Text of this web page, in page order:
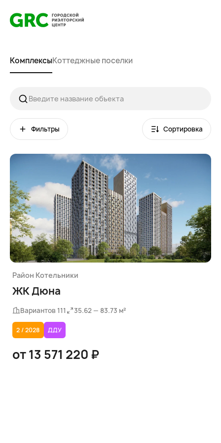
КомплексыКоттеджные поселки
Фильтры Сортировка
Район Котельники
ЖК Дюна
Вариантов 111 35.62 — 83.73 м²
2 / 2028 ДДУ
от 13 571 220 ₽